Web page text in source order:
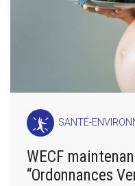
SANTÉ-
WECF
“Ordonnances